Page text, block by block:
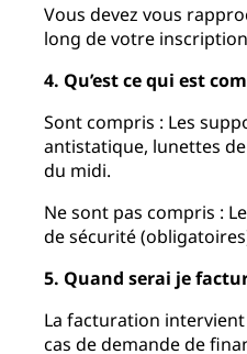
Vous devez vous
long de votre
4. Qu’est ce qui est
Sont compris : Les
antistatique, lunettes
du midi.
Ne sont pas compris :
de sécurité
5. Quand serai je
La facturation
cas de demande de